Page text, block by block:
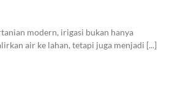
modern, irigasi bukan hanya
air ke lahan, tetapi juga menjadi [...]